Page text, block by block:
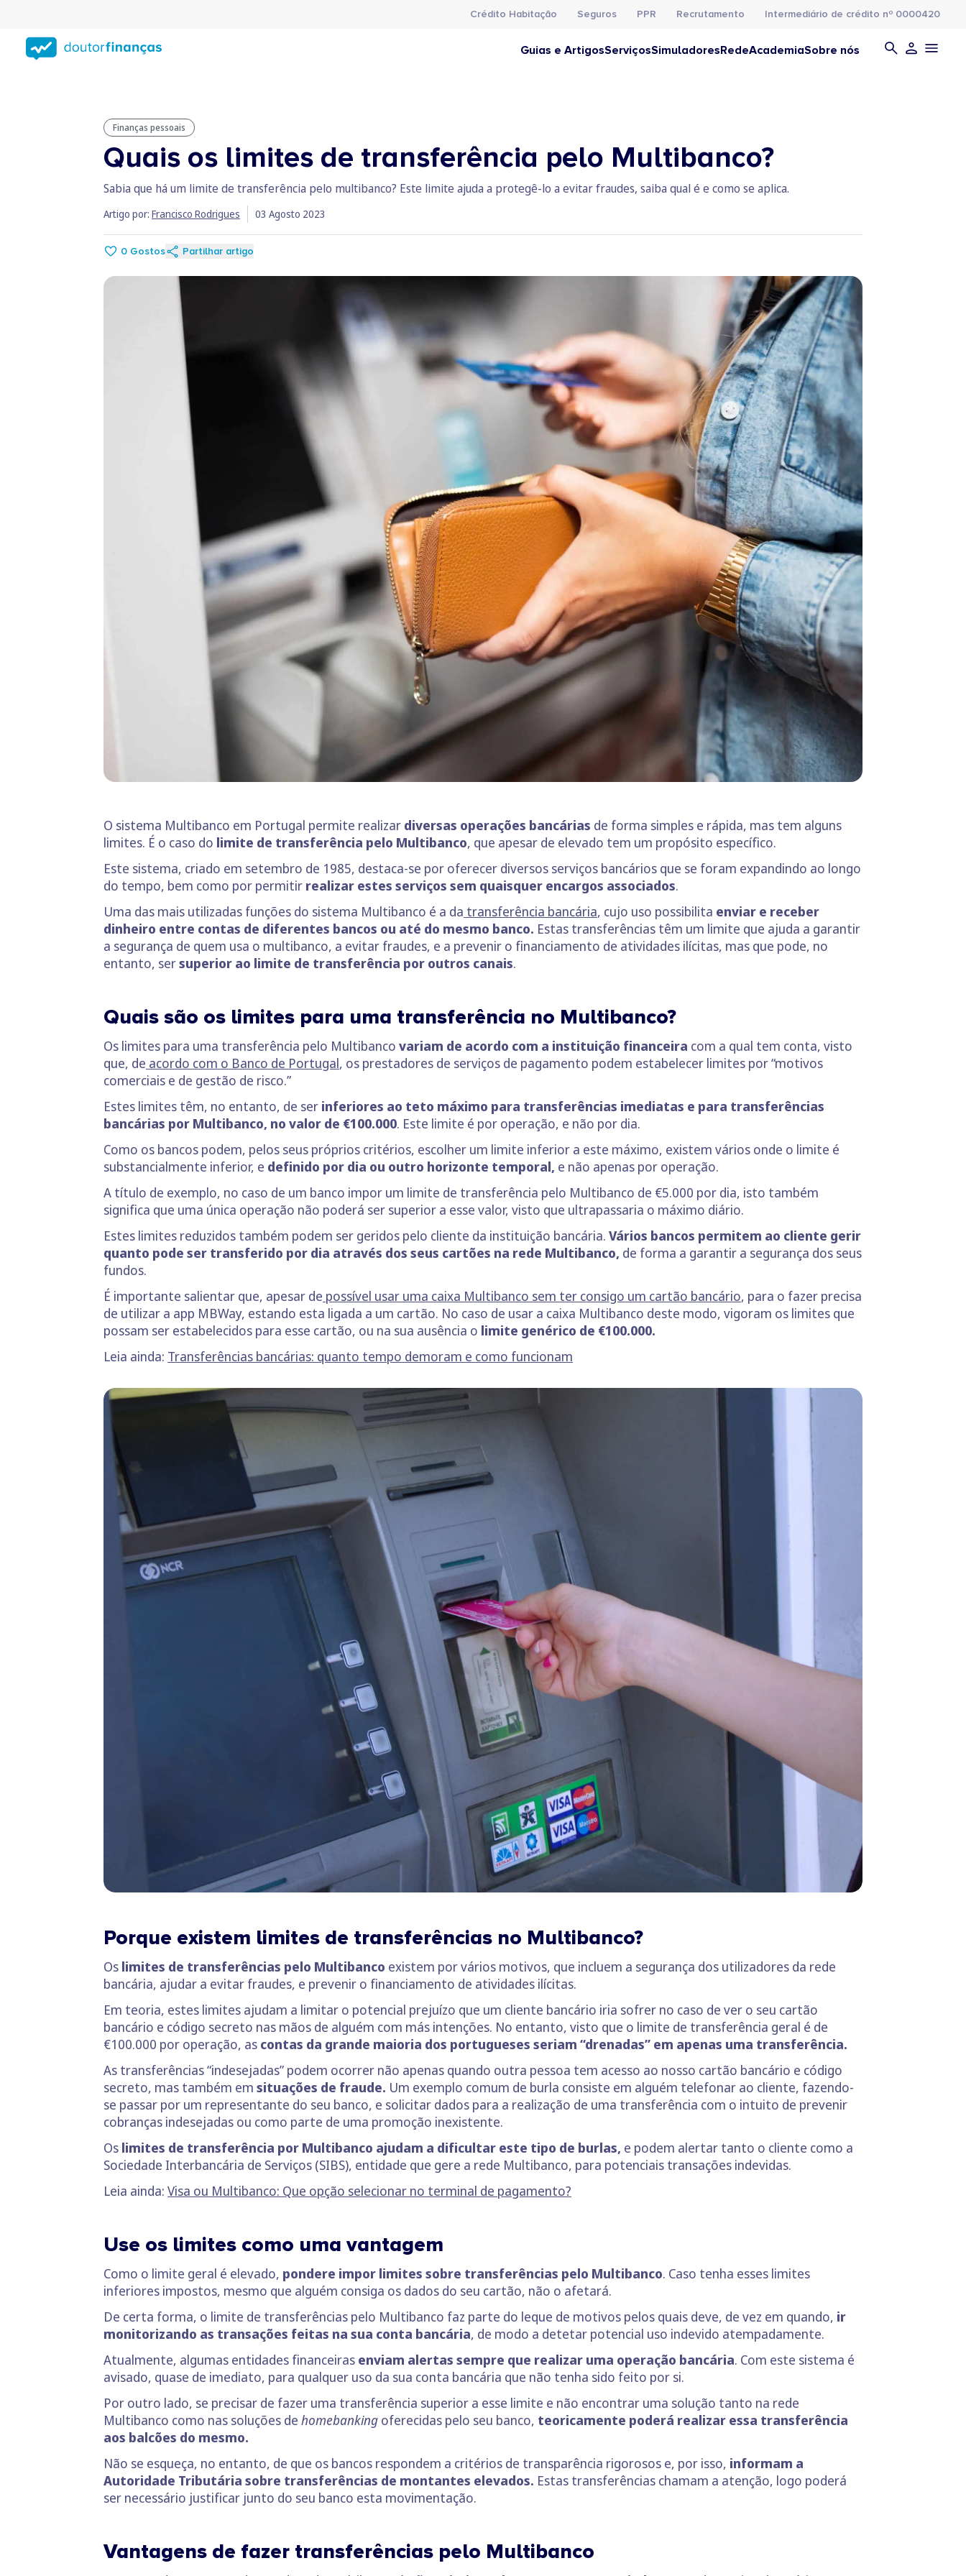
conteúdo
principal
Crédito Habitação Seguros PPR Recrutamento Intermediário de crédito nº 0000420
Guias e ArtigosServiçosSimuladoresRedeAcademiaSobre nós
Finanças pessoais
Quais os limites de transferência pelo Multibanco?
Sabia que há um limite de transferência pelo multibanco? Este limite ajuda a protegê-lo a evitar fraudes, saiba qual é e como se aplica.
Artigo por: Francisco Rodrigues 03 Agosto 2023
0 Gostos Partilhar artigo
O sistema Multibanco em Portugal permite realizar diversas operações bancárias de forma simples e rápida, mas tem alguns
limites. É o caso do limite de transferência pelo Multibanco, que apesar de elevado tem um propósito específico.
Este sistema, criado em setembro de 1985, destaca-se por oferecer diversos serviços bancários que se foram expandindo ao longo
do tempo, bem como por permitir realizar estes serviços sem quaisquer encargos associados.
Uma das mais utilizadas funções do sistema Multibanco é a da transferência bancária, cujo uso possibilita enviar e receber
dinheiro entre contas de diferentes bancos ou até do mesmo banco. Estas transferências têm um limite que ajuda a garantir
a segurança de quem usa o multibanco, a evitar fraudes, e a prevenir o financiamento de atividades ilícitas, mas que pode, no
entanto, sersuperior ao limite de transferência por outros canais.
Quais são os limites para uma transferência no Multibanco?
Os limites para uma transferência pelo Multibanco variam de acordo com a instituição financeira com a qual tem conta, visto
que, de acordo com o Banco de Portugal, os prestadores de serviços de pagamento podem estabelecer limites por “motivos
comerciais e de gestão de risco.”
Estes limites têm, no entanto, de ser inferiores ao teto máximo para transferências imediatas e para transferências
bancárias por Multibanco, no valor de €100.000. Este limite é por operação, e não por dia.
Como os bancos podem, pelos seus próprios critérios, escolher um limite inferior a este máximo, existem vários onde o limite é
substancialmente inferior, e definido por dia ou outro horizonte temporal, e não apenas por operação.
A título de exemplo, no caso de um banco impor um limite de transferência pelo Multibanco de €5.000 por dia, isto também
significa que uma única operação não poderá ser superior a esse valor, visto que ultrapassaria o máximo diário.
Estes limites reduzidos também podem ser geridos pelo cliente da instituição bancária. Vários bancos permitem ao cliente gerir
quanto pode ser transferido por dia através dos seus cartões na rede Multibanco, de forma a garantir a segurança dos seus
fundos.
É importante salientar que, apesar de possível usar uma caixa Multibanco sem ter consigo um cartão bancário, para o fazer precisa
de utilizar a app MBWay, estando esta ligada a um cartão. No caso de usar a caixa Multibanco deste modo, vigoram os limites que
possam ser estabelecidos para esse cartão, ou na sua ausência o limite genérico de €100.000.
Leia ainda: Transferências bancárias: quanto tempo demoram e como funcionam
Porque existem limites de transferências no Multibanco?
Os limites de transferências pelo Multibanco existem por vários motivos, que incluem a segurança dos utilizadores da rede
bancária, ajudar a evitar fraudes, e prevenir o financiamento de atividades ilícitas.
Em teoria, estes limites ajudam a limitar o potencial prejuízo que um cliente bancário iria sofrer no caso de ver o seu cartão
bancário e código secreto nas mãos de alguém com más intenções. No entanto, visto que o limite de transferência geral é de
€100.000 por operação, as contas da grande maioria dos portugueses seriam “drenadas” em apenas uma transferência.
As transferências “indesejadas” podem ocorrer não apenas quando outra pessoa tem acesso ao nosso cartão bancário e código
secreto, mas também em situações de fraude. Um exemplo comum de burla consiste em alguém telefonar ao cliente, fazendo-
se passar por um representante do seu banco, e solicitar dados para a realização de uma transferência com o intuito de prevenir
cobranças indesejadas ou como parte de uma promoção inexistente.
Os limites de transferência por Multibanco ajudam a dificultar este tipo de burlas, e podem alertar tanto o cliente como a
Sociedade Interbancária de Serviços (SIBS), entidade que gere a rede Multibanco, para potenciais transações indevidas.
Leia ainda: Visa ou Multibanco: Que opção selecionar no terminal de pagamento?
Use os limites como uma vantagem
Como o limite geral é elevado, pondere impor limites sobre transferências pelo Multibanco. Caso tenha esses limites
inferiores impostos, mesmo que alguém consiga os dados do seu cartão, não o afetará.
De certa forma, o limite de transferências pelo Multibanco faz parte do leque de motivos pelos quais deve, de vez em quando, ir
monitorizando as transações feitas na sua conta bancária, de modo a detetar potencial uso indevido atempadamente.
Atualmente, algumas entidades financeiras enviam alertas sempre que realizar uma operação bancária. Com este sistema é
avisado, quase de imediato, para qualquer uso da sua conta bancária que não tenha sido feito por si.
Por outro lado, se precisar de fazer uma transferência superior a esse limite e não encontrar uma solução tanto na rede
Multibanco como nas soluções de homebanking oferecidas pelo seu banco, teoricamente poderá realizar essa transferência
aos balcões do mesmo.
Não se esqueça, no entanto, de que os bancos respondem a critérios de transparência rigorosos e, por isso, informam a
Autoridade Tributária sobre transferências de montantes elevados. Estas transferências chamam a atenção, logo poderá
ser necessário justificar junto do seu banco esta movimentação.
Vantagens de fazer transferências pelo Multibanco